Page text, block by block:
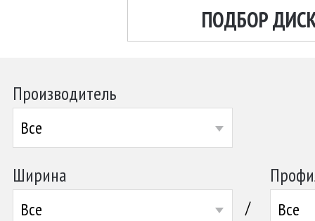
ПОДБОР
Производитель
Все
Ширина
Все / Все